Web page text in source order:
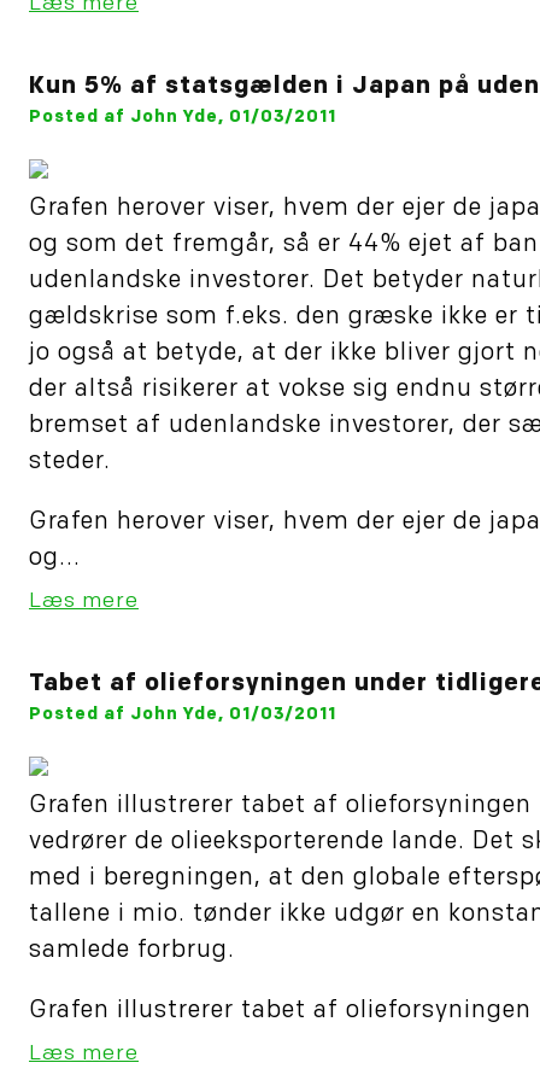
Læs mere
Kun 5% af statsgælden i Japan på
Posted af John Yde, 01/03/2011
Grafen herover viser, hvem der ejer de
og som det fremgår, så er 44% ejet af
udenlandske investorer. Det betyder
gældskrise som f.eks. den græske ikke er
jo også at betyde, at der ikke bliver gjort
der altså risikerer at vokse sig endnu
bremset af udenlandske investorer, der
steder.
Grafen herover viser, hvem der ejer de
og...
Læs mere
Tabet af olieforsyningen under
Posted af John Yde, 01/03/2011
Grafen illustrerer tabet af olieforsyningen
vedrører de olieeksporterende lande. Det
med i beregningen, at den globale
tallene i mio. tønder ikke udgør en
samlede forbrug.
Grafen illustrerer tabet af olieforsyningen
Læs mere